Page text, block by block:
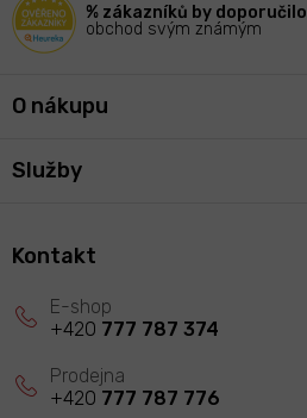
% zákazníků by doporučilo
obchod svým známým
O nákupu
Služby
Kontakt
+420 777 787 374
+420 777 787 776